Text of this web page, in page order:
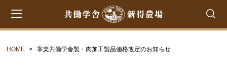
HOME 寧楽共働学舎製・肉加工製品価格改定のお知らせ